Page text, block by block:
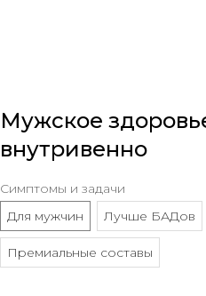
Мужское
внутривенно
Симптомы и задачи
Для мужчин
Лучше БАДов
Премиальные составы